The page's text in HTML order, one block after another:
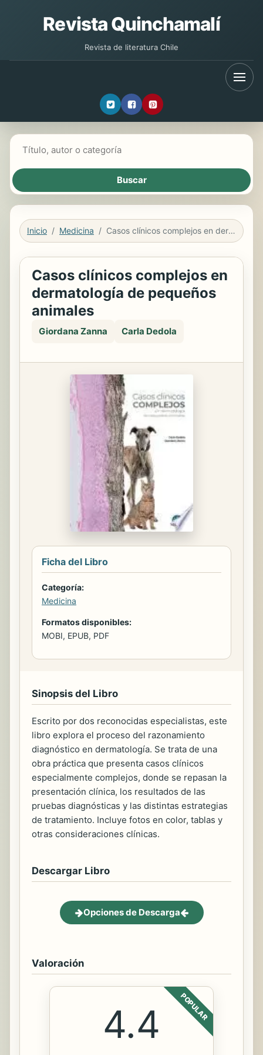
Revista Quinchamalí
Revista de literatura Chile
Inicio Medicina Casos clínicos complejos en dermatología de pequeños animales
Casos clínicos complejos en
dermatología de pequeños
animales
Giordana Zanna Carla Dedola
Ficha del Libro
Categoría:
Medicina
Formatos disponibles:
MOBI, EPUB, PDF
Sinopsis del Libro
Escrito por dos reconocidas especialistas, este
libro explora el proceso del razonamiento
diagnóstico en dermatología. Se trata de una
obra práctica que presenta casos clínicos
especialmente complejos, donde se repasan la
presentación clínica, los resultados de las
pruebas diagnósticas y las distintas estrategias
de tratamiento. Incluye fotos en color, tablas y
otras consideraciones clínicas.
Descargar Libro
Opciones de Descarga
Valoración
POPULAR
4.4